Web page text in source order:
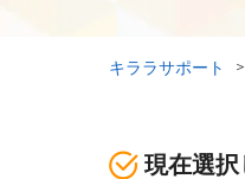
キララサポート
現在選